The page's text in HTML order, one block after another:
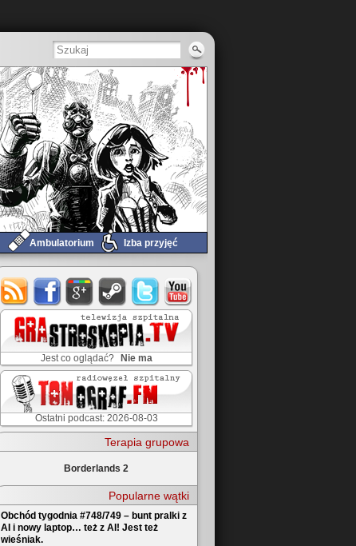
Ambulatorium Izba przyjęć
Jest co oglądać? Nie ma
Ostatni podcast: 2026-08-03
Terapia grupowa
Borderlands 2
Popularne wątki
Obchód tygodnia #748/749 – bunt pralki z
AI i nowy laptop… też z AI! Jest też
wieśniak.